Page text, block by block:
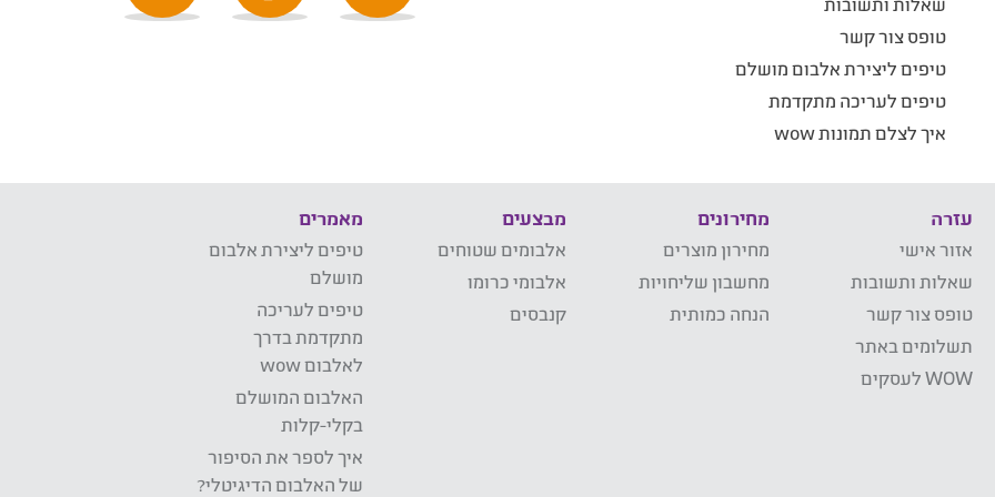
טופס צור קשר
טיפים ליצירת אלבום מושלם
טיפים לעריכה מתקדמת
איך לצלם תמונות wow
עזרה
אזור אישי
שאלות ותשובות
טופס צור קשר
תשלומים באתר
WOW לעסקים
מחירונים
מחירון מוצרים
מחשבון שליחויות
הנחה כמותית
מבצעים
אלבומים שטוחים
אלבומי כרומו
קנבסים
מאמרים
טיפים ליצירת אלבום
מושלם
טיפים לעריכה
מתקדמת בדרך
לאלבום wow
האלבום המושלם
בקלי-קלות
איך לספר את הסיפור
של האלבום הדיגיטלי?